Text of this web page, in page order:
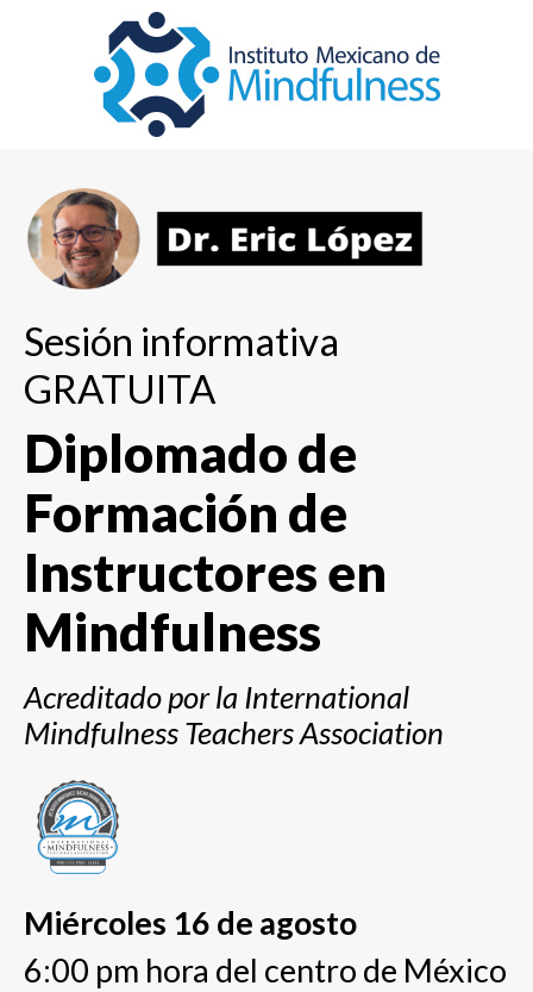
Sesión informativa
GRATUITA
Diplomado de
Formación de
Instructores en
Mindfulness
Acreditado por la International
Mindfulness Teachers Association
Miércoles 16 de agosto
6:00 pm hora del centro de México